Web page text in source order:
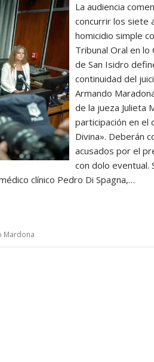
La audiencia
concurrir los siete
homicidio simple
Tribunal Oral en lo
de San Isidro
continuidad del
Armando
de la jueza Julieta
participación en el
Divina». Deberán
acusados por el
con dolo eventual.
clínico Pedro Di Spagna,…
Mardona